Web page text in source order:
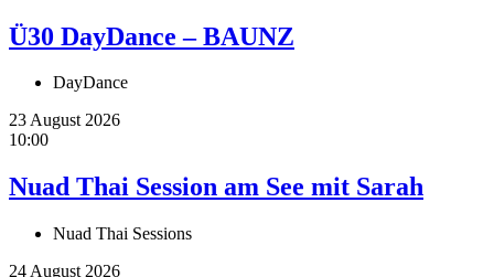
Ü30 DayDance – BAUNZ
DayDance
23 August 2026
10:00
Nuad Thai Session am See mit Sarah
Nuad Thai Sessions
24 August 2026